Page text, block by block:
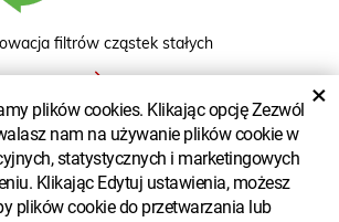
plików cookies. Klikając opcję Zezwól
nam na używanie plików cookie w
statystycznych i marketingowych
Klikając Edytuj ustawienia, możesz
plików cookie do przetwarzania lub
×
filtrów cząstek stałych
ZOBACZ KLASYCZNĄ WERSJĘ